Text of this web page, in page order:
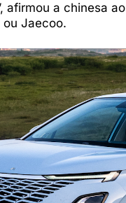
afirmou a chinesa ao
ou Jaecoo.